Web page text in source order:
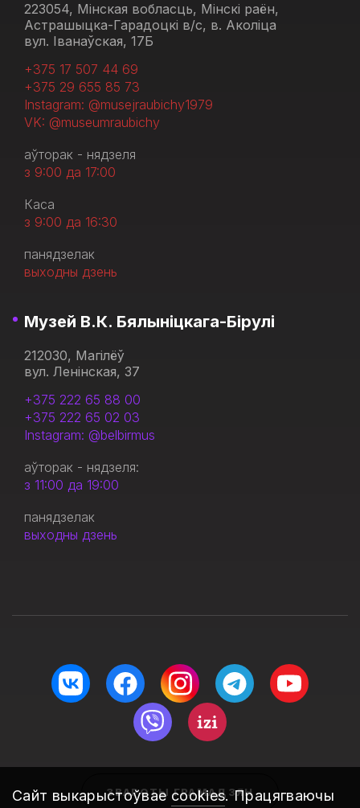
Сайт выкарыстоўвае cookies. Працягваючы
223054, Мінская вобласць, Мінскі раён,
Астрашыцка-Гарадоцкі в/с, в. Аколіца
вул. Іванаўская, 17Б
+375 17 507 44 69
+375 29 655 85 73
Instagram: @musejraubichy1979
VK: @museumraubichy
аўторак - нядзеля
з 9:00 да 17:00
Каса
з 9:00 да 16:30
панядзелак
выходны дзень
Музей В.К. Бялыніцкага-Бірулі
212030, Магілёў
вул. Ленінская, 37
+375 222 65 88 00
+375 222 65 02 03
Instagram: @belbirmus
аўторак - нядзеля:
з 11:00 да 19:00
панядзелак
выходны дзень
ЗВАРОТЫ ГРАМАДЗЯН